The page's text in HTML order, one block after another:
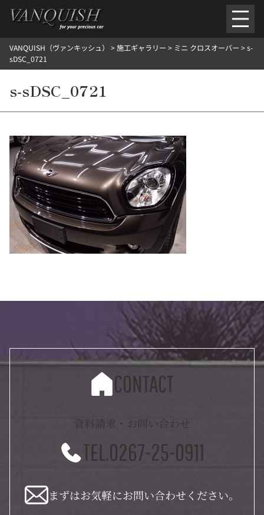
を
ごあいさつ 会社案内施工環境紹介所在地
ご提供メニュー
外装のガラスコーティング施工料金
ヘッドライトクリーニング施工料金
樹脂・メッシュパーツコーティング施工料金
施工ギャラリー
PICKUPNOSTALGIC
お客さまの声お問い合わせ施工のご予約
VANQUISH（ヴァンキッシュ） >施工ギャラリー > ミニ クロスオーバー >s-
sDSC_0721
s-sDSC_0721
CONTACT
資料請求・お問い合わせ
TEL.0267-25-0911
まずはお気軽にお問い合わせください。